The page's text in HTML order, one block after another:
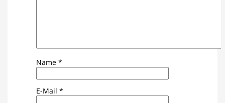
Name *
E-Mail *